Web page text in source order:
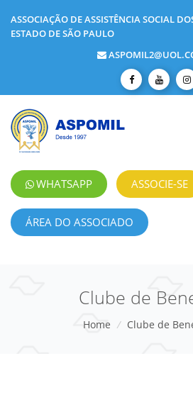
ASSOCIAÇÃO DE ASSISTÊNCIA SOCIAL
ESTADO DE SÃO PAULO
WHATSAPP ASSOCIE-SE
ÁREA DO ASSOCIADO
Clube de
Home / Clube de